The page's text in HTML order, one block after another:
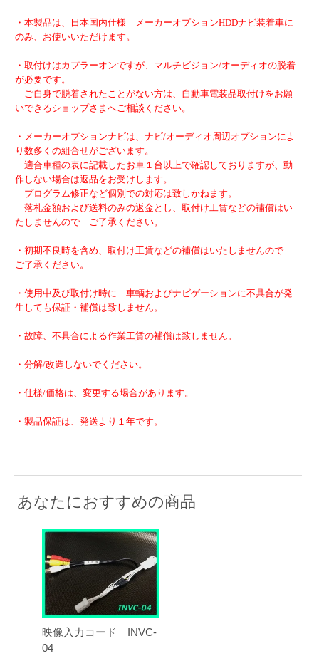
・本製品は、日本国内仕様 メーカーオプションHDDナビ装着車に
のみ、お使いいただけます。
・取付けはカプラーオンですが、マルチビジョン/オーディオの脱着
が必要です。
ご自身で脱着されたことがない方は、自動車電装品取付けをお願
いできるショップさまへご相談ください。
・メーカーオプションナビは、ナビ/オーディオ周辺オプションによ
り数多くの組合せがございます。
適合車種の表に記載したお車１台以上で確認しておりますが、動
作しない場合は返品をお受けします。
プログラム修正など個別での対応は致しかねます。
落札金額および送料のみの返金とし、取付け工賃などの補償はい
たしませんので ご了承ください。
・初期不良時を含め、取付け工賃などの補償はいたしませんので
ご了承ください。
・使用中及び取付け時に 車輌およびナビゲーションに不具合が発
生しても保証・補償は致しません。
・故障、不具合による作業工賃の補償は致しません。
・分解/改造しないでください。
・仕様/価格は、変更する場合があります。
・製品保証は、発送より１年です。
あなたにおすすめの商品
映像入力コード INVC-
04